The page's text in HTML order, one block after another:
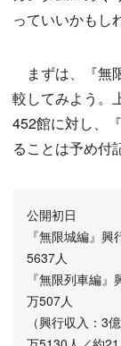
っていいかもし
まずは、『無
較してみよう。
452館に対し、
ることは予め付
公開初日
『無限城編』
5637人
『無限列車編
万507人
（興行収入：3